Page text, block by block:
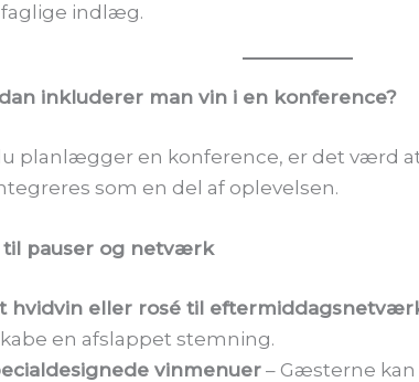
indlæg.
inkluderer man vin i en konference?
planlægger en konference, er det værd
som en del af oplevelsen.
til pauser og netværk
hvidvin eller rosé til
en afslappet stemning.
vinmenuer– Gæsterne